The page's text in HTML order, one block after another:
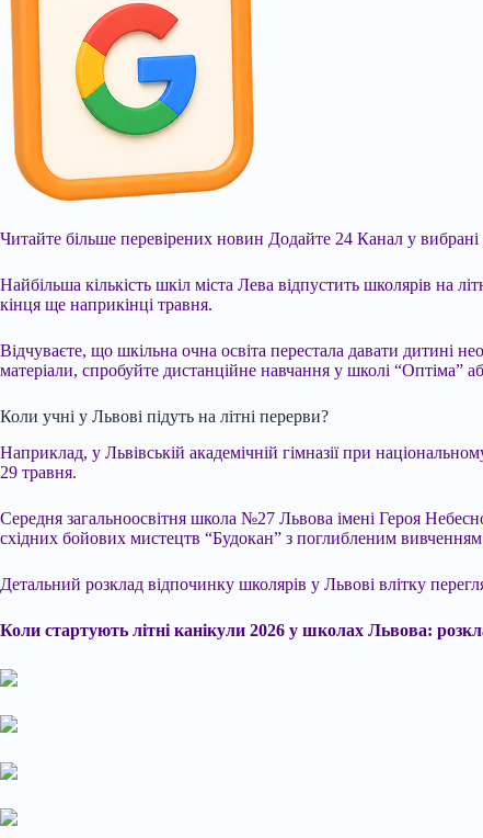
Читайте більше перевірених новин Додайте 24 Канал у
Найбільша кількість шкіл міста Лева відпустить школярів на
кінця ще наприкінці травня.
Відчуваєте, що шкільна очна освіта перестала давати дитині
матеріали, спробуйте дистанційне навчання у школі “Оптіма”
Коли учні у Львові підуть на літні перерви?
Наприклад, у Львівській академічній гімназії при
29 травня.
Середня загальноосвітня школа №27 Львова імені Героя
східних бойових мистецтв “Будокан” з поглибленим
Детальний розклад відпочинку школярів у Львові влітку
Коли стартують літні канікули 2026 у школах Львова: